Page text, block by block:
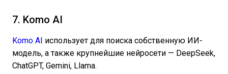
7. Komo AI
Komo AI использует для поиска собственную ИИ-
модель, а также крупнейшие нейросети — DeepSeek,
ChatGPT, Gemini, Llama.